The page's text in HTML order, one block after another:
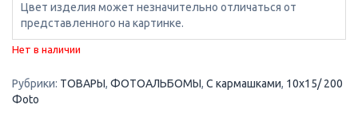
Цвет изделия может незначительно отличаться от
представленного на картинке.
Нет в наличии
Рубрики: ТОВАРЫ, ФОТОАЛЬБОМЫ, С кармашками, 10x15/ 200
Фoto